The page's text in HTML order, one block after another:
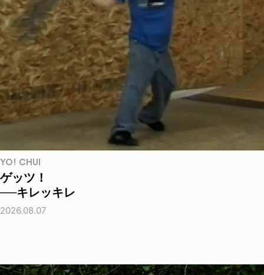
YO! CHUI
ゲッツ！
──キレッキレ
2026.08.07